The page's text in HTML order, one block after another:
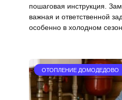
пошаговая инструкция.
важная и ответственной
особенно в холодном
ОТОПЛЕНИЕ ДОМОДЕДОВО